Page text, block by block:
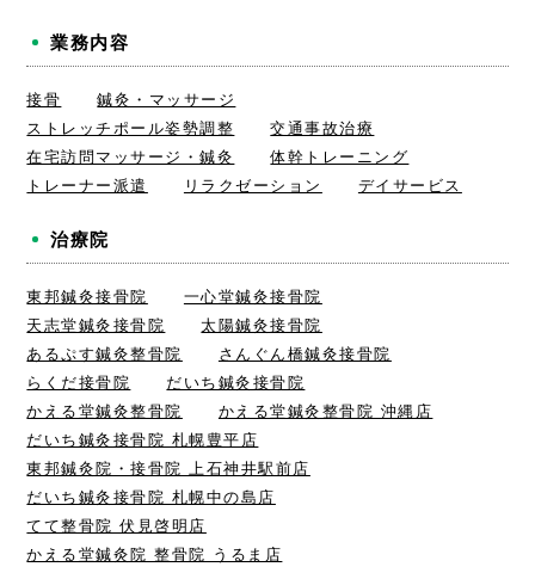
業務内容
接骨
鍼灸・マッサージ
ストレッチポール姿勢調整
交通事故治療
在宅訪問マッサージ・鍼灸
体幹トレーニング
トレーナー派遣
リラクゼーション デイサービス
治療院
東邦鍼灸接骨院
一心堂鍼灸接骨院
天志堂鍼灸接骨院
太陽鍼灸接骨院
あるぷす鍼灸整骨院
さんぐん橋鍼灸接骨院
らくだ接骨院
だいち鍼灸接骨院
かえる堂鍼灸整骨院
かえる堂鍼灸整骨院 沖縄店
だいち鍼灸接骨院 札幌豊平店
東邦鍼灸院・接骨院 上石神井駅前店
だいち鍼灸接骨院 札幌中の島店
てて整骨院 伏見啓明店
かえる堂鍼灸院 整骨院 うるま店